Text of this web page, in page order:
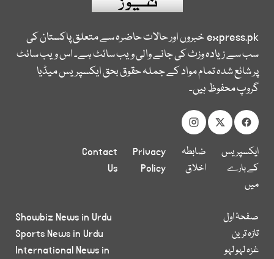
express.pkخبروں اور حالات حاضرہ سے متعلق پاکستان کی
سب سے زیادہ وزٹ کی جانے والی ویب سائٹ ہے۔ اس ویب سائٹ
پر شائع شدہ تمام مواد کے جملہ حقوق بحق ایکسپریس میڈیا
گروپ محفوظ ہیں۔
ایکسپریس
کے بارے
میں
ضابطہ
اخلاق
Privacy
Policy
Contact
Us
صفحۂ اول
تازہ ترین
غزہ لہو لہو
Showbiz News in Urdu
Sports News in Urdu
International News in